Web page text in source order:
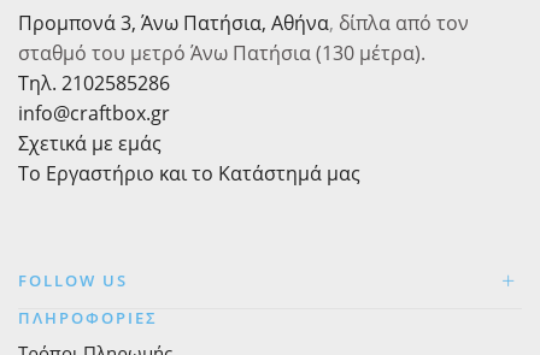
Προμπονά 3, Άνω Πατήσια, Αθήνα, δίπλα από τον
σταθμό του μετρό Άνω Πατήσια (130 μέτρα).
Τηλ. 2102585286
info@craftbox.gr
Σχετικά με εμάς
Το Εργαστήριο και το Κατάστημά μας
FOLLOW US
ΠΛΗΡΟΦΟΡΙΕΣ